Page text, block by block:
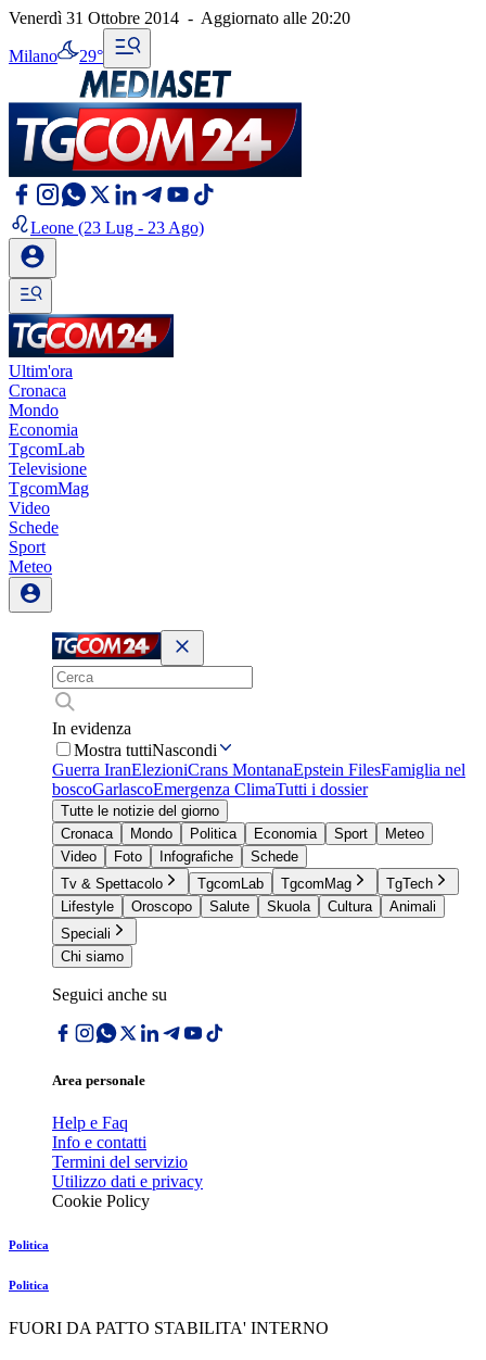
Venerdì 31 Ottobre 2014 - Aggiornato alle 20:20
Milano 29°
Leone (23 Lug - 23 Ago)
Ultim'ora
Cronaca
Mondo
Economia
TgcomLab
Televisione
TgcomMag
Video
Schede
Sport
Meteo
In evidenza
Mostra tuttiNascondi
Guerra IranElezioniCrans MontanaEpstein FilesFamiglia nel
boscoGarlascoEmergenza ClimaTutti i dossier
Tutte le notizie del giorno
Cronaca
Mondo Politica Economia Sport
Meteo
Video
Foto Infografiche
Schede
Tv & Spettacolo
TgcomLab TgcomMag
TgTech
Lifestyle
Oroscopo Salute Skuola Cultura
Animali
Speciali
Chi siamo
Seguici anche su
Area personale
Help e Faq
Info e contatti
Termini del servizio
Utilizzo dati e privacy
Cookie Policy
Politica
Politica
FUORI DA PATTO STABILITA' INTERNO